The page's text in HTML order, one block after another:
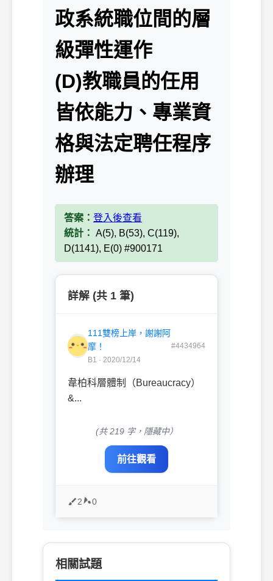
政系統職位間的層
級彈性運作
(D)教職員的任用
皆依能力、專業資
格與法定聘任程序
辦理
答案： 登入後查看
統計： A(5), B(53), C(119),
D(1141), E(0) #900171
詳解 (共 1 筆)
111雙榜上岸，謝謝阿
摩！
B1 · 2020/12/14
#4434964
韋柏科層體制（Bureaucracy）
&...
(共 219 字，隱藏中）
前往觀看
2 0
相關試題